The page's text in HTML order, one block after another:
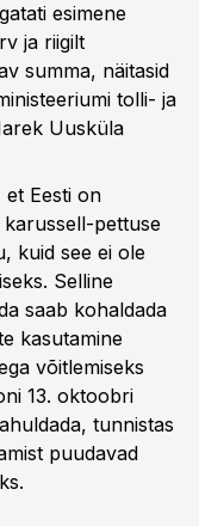
esimene
ja riigilt
summa, näitasid
tolli- ja
Uusküla
et Eesti on
karussell-pettuse
kuid see ei ole
Selline
saab kohaldada
kasutamine
võitlemiseks
13. oktoobri
tunnistas
puudavad